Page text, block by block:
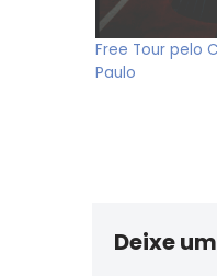
Free Tour pelo
Paulo
Deixe